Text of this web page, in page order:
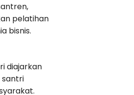
pelatihan
bisnis.
diajarkan
santri